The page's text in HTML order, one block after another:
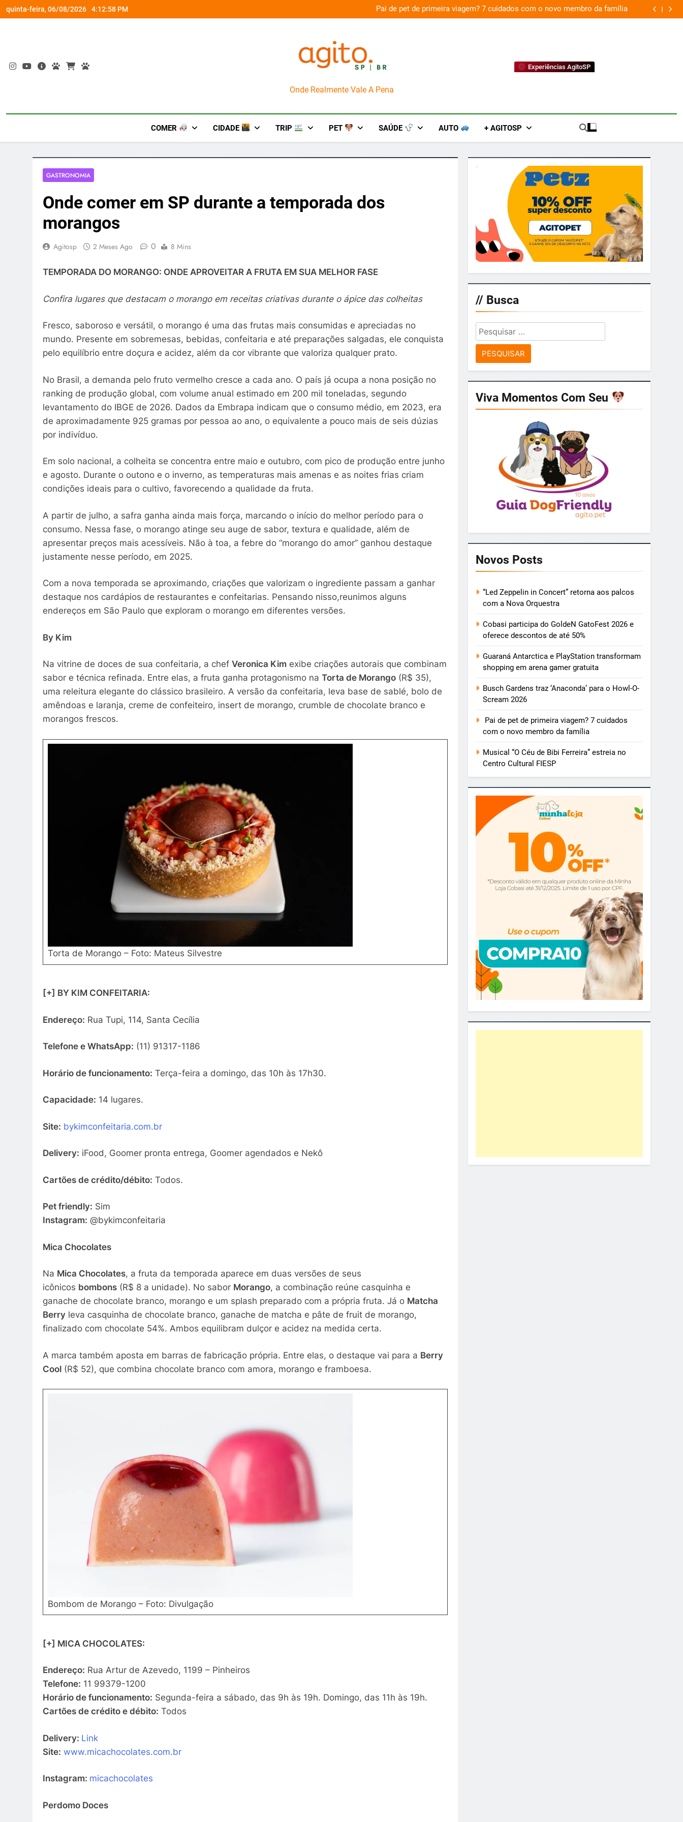
Skip
to
quinta-feira, 06/08/2026 4:12:59 PM
gamer gratuita Pai de pet de primeira viagem? 7 cuidados com o novo membro da família
AgitoSP
Onde Realmente Vale A Pena
Experiências AgitoSP
COMER CIDADE TRIP PET SAÚDE AUTO + AGITOSP
GASTRONOMIA
Onde comer em SP durante a temporada dos
morangos
Agitosp 2 Meses Ago 0 8 Mins
TEMPORADA DO MORANGO: ONDE APROVEITAR A FRUTA EM SUA MELHOR FASE
Confira lugares que destacam o morango em receitas criativas durante o ápice das colheitas
Fresco, saboroso e versátil, o morango é uma das frutas mais consumidas e apreciadas no
mundo. Presente em sobremesas, bebidas, confeitaria e até preparações salgadas, ele conquista
pelo equilíbrio entre doçura e acidez, além da cor vibrante que valoriza qualquer prato.
No Brasil, a demanda pelo fruto vermelho cresce a cada ano. O país já ocupa a nona posição no
ranking de produção global, com volume anual estimado em 200 mil toneladas, segundo
levantamento do IBGE de 2026. Dados da Embrapa indicam que o consumo médio, em 2023, era
de aproximadamente 925 gramas por pessoa ao ano, o equivalente a pouco mais de seis dúzias
por indivíduo.
Em solo nacional, a colheita se concentra entre maio e outubro, com pico de produção entre junho
e agosto. Durante o outono e o inverno, as temperaturas mais amenas e as noites frias criam
condições ideais para o cultivo, favorecendo a qualidade da fruta.
A partir de julho, a safra ganha ainda mais força, marcando o início do melhor período para o
consumo. Nessa fase, o morango atinge seu auge de sabor, textura e qualidade, além de
apresentar preços mais acessíveis. Não à toa, a febre do “morango do amor” ganhou destaque
justamente nesse período, em 2025.
Com a nova temporada se aproximando, criações que valorizam o ingrediente passam a ganhar
destaque nos cardápios de restaurantes e confeitarias. Pensando nisso,reunimos alguns
endereços em São Paulo que exploram o morango em diferentes versões.
By Kim
Na vitrine de doces de sua confeitaria, a chef Veronica Kim exibe criações autorais que combinam
sabor e técnica refinada. Entre elas, a fruta ganha protagonismo na Torta de Morango (R$ 35),
uma releitura elegante do clássico brasileiro. A versão da confeitaria, leva base de sablé, bolo de
amêndoas e laranja, creme de confeiteiro, insert de morango, crumble de chocolate branco e
morangos frescos.
Torta de Morango – Foto: Mateus Silvestre
[+] BY KIM CONFEITARIA:
Endereço: Rua Tupi, 114, Santa Cecília
Telefone e WhatsApp: (11) 91317-1186
Horário de funcionamento: Terça-feira a domingo, das 10h às 17h30.
Capacidade: 14 lugares.
Site: bykimconfeitaria.com.br
Delivery: iFood, Goomer pronta entrega, Goomer agendados e Nekô
Cartões de crédito/débito: Todos.
Pet friendly: Sim
Instagram: @bykimconfeitaria
Mica Chocolates
Na Mica Chocolates, a fruta da temporada aparece em duas versões de seus
icônicos bombons (R$ 8 a unidade). No sabor Morango, a combinação reúne casquinha e
ganache de chocolate branco, morango e um splash preparado com a própria fruta. Já o Matcha
Berry leva casquinha de chocolate branco, ganache de matcha e pâte de fruit de morango,
finalizado com chocolate 54%. Ambos equilibram dulçor e acidez na medida certa.
A marca também aposta em barras de fabricação própria. Entre elas, o destaque vai para a Berry
Cool (R$ 52), que combina chocolate branco com amora, morango e framboesa.
Bombom de Morango – Foto: Divulgação
[+] MICA CHOCOLATES:
Endereço: Rua Artur de Azevedo, 1199 – Pinheiros
Telefone: 11 99379-1200
Horário de funcionamento: Segunda-feira a sábado, das 9h às 19h. Domingo, das 11h às 19h.
Cartões de crédito e débito: Todos
Delivery: Link
Site: www.micachocolates.com.br
Instagram: micachocolates
Perdomo Doces
// Busca
Pesquisar
por:
Viva Momentos Com Seu
Novos Posts
“Led Zeppelin in Concert” retorna aos palcos
com a Nova Orquestra
Cobasi participa do GoldeN GatoFest 2026 e
oferece descontos de até 50%
Guaraná Antarctica e PlayStation transformam
shopping em arena gamer gratuita
Busch Gardens traz ‘Anaconda’ para o Howl-O-
Scream 2026
Pai de pet de primeira viagem? 7 cuidados
com o novo membro da família
Musical “O Céu de Bibi Ferreira” estreia no
Centro Cultural FIESP